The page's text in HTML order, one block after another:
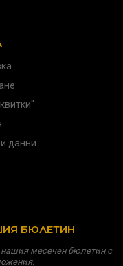
данни
БЮЛЕТИН
месечен бюлетин с